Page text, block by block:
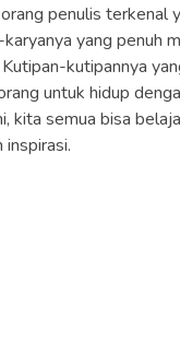
penulis terkenal
yang penuh
kutipannya
untuk hidup
kita semua bisa
inspirasi.